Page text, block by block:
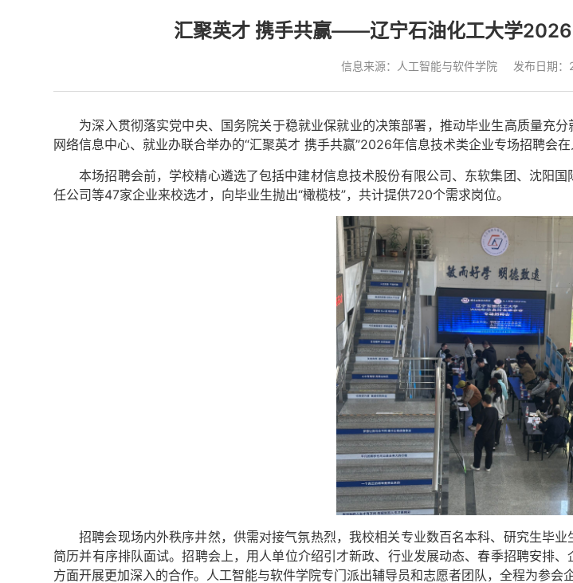
汇聚英才 携手共赢——辽宁石油化工大学
信息来源：人工智能与软件学院 发布日期
为深入贯彻落实党中央、国务院关于稳就业保就业的决策部署，推动毕业生高质量充
网络信息中心、就业办联合举办的“汇聚英才 携手共赢”2026年信息技术类企业专场招聘会在
本场招聘会前，学校精心遴选了包括中建材信息技术股份有限公司、东软集团、沈阳
任公司等47家企业来校选才，向毕业生抛出“橄榄枝”，共计提供720个需求岗位。
招聘会现场内外秩序井然，供需对接气氛热烈，我校相关专业数百名本科、研究生毕
简历并有序排队面试。招聘会上，用人单位介绍引才新政、行业发展动态、春季招聘安排
方面开展更加深入的合作。人工智能与软件学院专门派出辅导员和志愿者团队，全程为参会